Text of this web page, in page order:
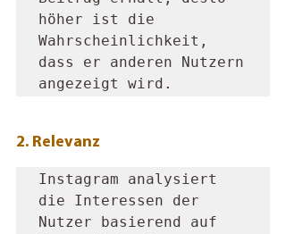
höher ist die
Wahrscheinlichkeit,
dass er anderen Nutzern
angezeigt wird.
2. Relevanz
Instagram analysiert
die Interessen der
Nutzer basierend auf